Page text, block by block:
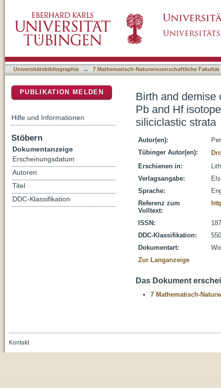
detrital zircon from SW Iberia siliciclastic
Universitätsbibliographie → 7 Mathematisch-Naturwissenschaftliche Fakultät
Birth and demise
Pb and Hf
siliciclastic strata
Autor(en):
Tübinger Autor(en):
Erschienen in:
Verlagsangabe:
Sprache:
Referenz zum
Volltext:
ISSN:
DDC-Klassifikation:
Dokumentart:
Zur Langanzeige
Das Dokument
7 Mathematisch-
PUBLIKATION MELDEN
Hilfe und Informationen
Stöbern
Dokumentanzeige
Erscheinungsdatum
Autoren
Titel
DDC-Klassifikation
Kontakt